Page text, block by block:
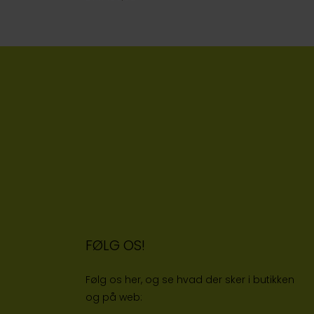
FØLG OS!
Følg os her, og se hvad der sker i butikken
og på web: